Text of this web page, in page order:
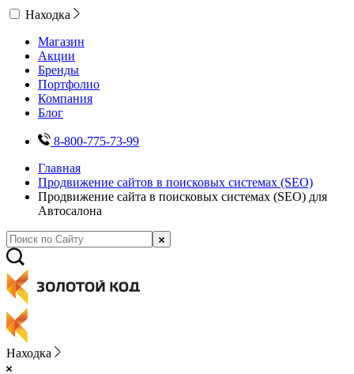
Находка
Магазин
Акции
Бренды
Портфолио
Компания
Блог
8-800-775-73-99
Главная
Продвижение сайтов в поисковых системах (SEO)
Продвижение сайта в поисковых системах (SEO) для
Автосалона
Находка